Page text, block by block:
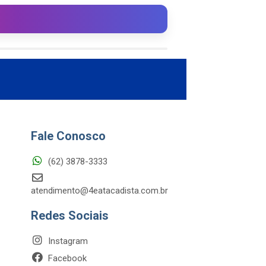
Fale Conosco
(62) 3878-3333
atendimento@4eatacadista.com.br
Redes Sociais
Instagram
Facebook